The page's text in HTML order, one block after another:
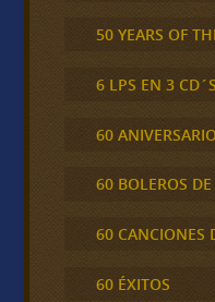
50 YEARS OF
6 LPS EN 3 CD´S
60 ANIVERSARIO
60 BOLEROS
60 CANCIONES
60 ÉXITOS